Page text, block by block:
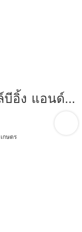
บีอิ้ง แอนด์
ผู้สูงอายุ
กษตร